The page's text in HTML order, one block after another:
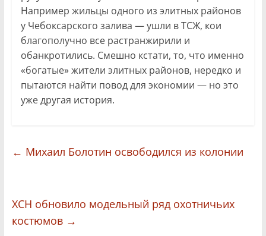
Например жильцы одного из элитных районов
у Чебоксарского залива — ушли в ТСЖ, кои
благополучно все растранжирили и
обанкротились. Смешно кстати, то, что именно
«богатые» жители элитных районов, нередко и
пытаются найти повод для экономии — но это
уже другая история.
← Михаил Болотин освободился из колонии
ХСН обновило модельный ряд охотничьих
костюмов →